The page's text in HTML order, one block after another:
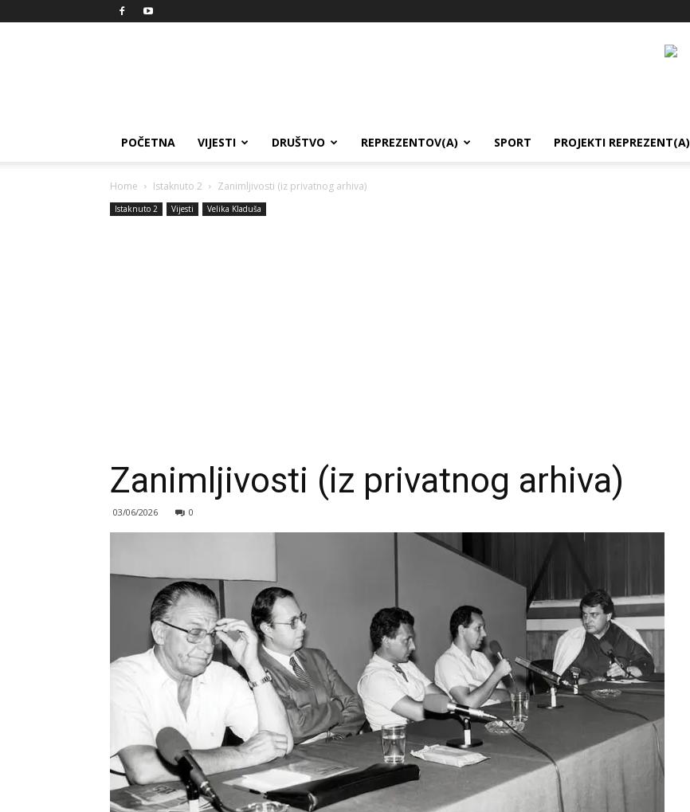
POČETNA VIJESTI DRUŠTVO REPREZENTOV(A) SPORT PROJEKTI REPREZENT(A)
Home Istaknuto 2 Zanimljivosti (iz privatnog arhiva)
Istaknuto 2 Vijesti Velika Kladuša
Zanimljivosti (iz privatnog arhiva)
03/06/2026 0